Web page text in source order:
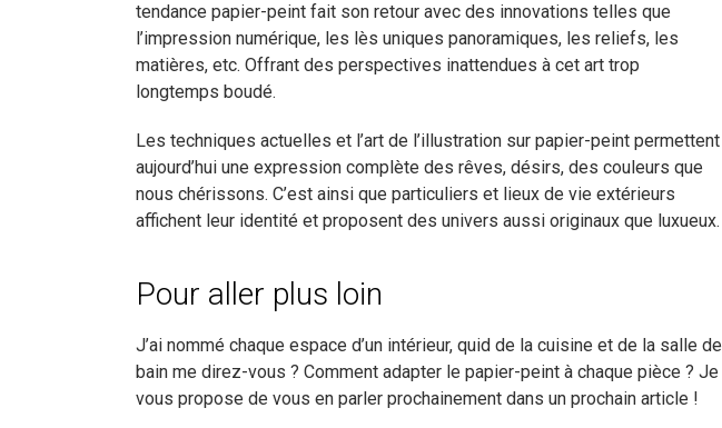
tendance papier-peint fait son retour avec des innovations telles que
l’impression numérique, les lès uniques panoramiques, les reliefs, les
matières, etc. Offrant des perspectives inattendues à cet art trop
longtemps boudé.
Les techniques actuelles et l’art de l’illustration sur papier-peint permettent
aujourd’hui une expression complète des rêves, désirs, des couleurs que
nous chérissons. C’est ainsi que particuliers et lieux de vie extérieurs
affichent leur identité et proposent des univers aussi originaux que luxueux.
Pour aller plus loin
J’ai nommé chaque espace d’un intérieur, quid de la cuisine et de la salle de
bain me direz-vous ? Comment adapter le papier-peint à chaque pièce ? Je
vous propose de vous en parler prochainement dans un prochain article !